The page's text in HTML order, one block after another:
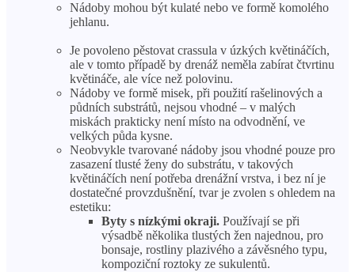
Nádoby mohou být kulaté nebo ve formě komolého
jehlanu.
Je povoleno pěstovat crassula v úzkých květináčích,
ale v tomto případě by drenáž neměla zabírat čtvrtinu
květináče, ale více než polovinu.
Nádoby ve formě misek, při použití rašelinových a
půdních substrátů, nejsou vhodné – v malých
miskách prakticky není místo na odvodnění, ve
velkých půda kysne.
Neobvykle tvarované nádoby jsou vhodné pouze pro
zasazení tlusté ženy do substrátu, v takových
květináčích není potřeba drenážní vrstva, i bez ní je
dostatečné provzdušnění, tvar je zvolen s ohledem na
estetiku:
Byty s nízkými okraji. Používají se při
výsadbě několika tlustých žen najednou, pro
bonsaje, rostliny plazivého a závěsného typu,
kompoziční roztoky ze sukulentů.